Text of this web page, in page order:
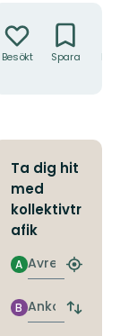
Besökt Spara
Ta dig hit
med
kollektivtr
afik
Avresa
A
Hitta
Ankomst
B
Byt